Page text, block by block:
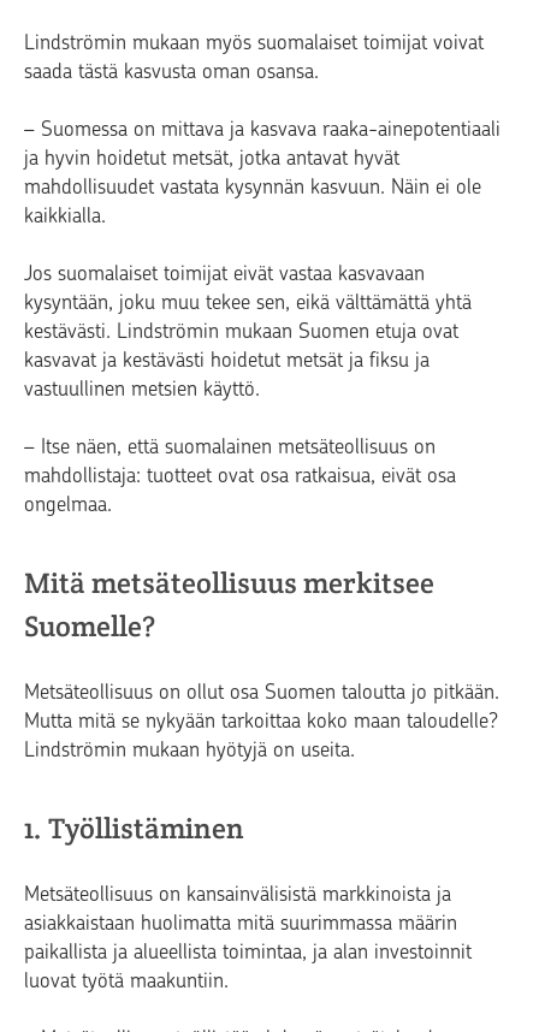
Lindströmin mukaan myös suomalaiset toimijat voivat
saada tästä kasvusta oman osansa.
– Suomessa on mittava ja kasvava raaka-ainepotentiaali
ja hyvin hoidetut metsät, jotka antavat hyvät
mahdollisuudet vastata kysynnän kasvuun. Näin ei ole
kaikkialla.
Jos suomalaiset toimijat eivät vastaa kasvavaan
kysyntään, joku muu tekee sen, eikä välttämättä yhtä
kestävästi. Lindströmin mukaan Suomen etuja ovat
kasvavat ja kestävästi hoidetut metsät ja fiksu ja
vastuullinen metsien käyttö.
– Itse näen, että suomalainen metsäteollisuus on
mahdollistaja: tuotteet ovat osa ratkaisua, eivät osa
ongelmaa.
Mitä metsäteollisuus merkitsee
Suomelle?
Metsäteollisuus on ollut osa Suomen taloutta jo pitkään.
Mutta mitä se nykyään tarkoittaa koko maan taloudelle?
Lindströmin mukaan hyötyjä on useita.
1. Työllistäminen
Metsäteollisuus on kansainvälisistä markkinoista ja
asiakkaistaan huolimatta mitä suurimmassa määrin
paikallista ja alueellista toimintaa, ja alan investoinnit
luovat työtä maakuntiin.